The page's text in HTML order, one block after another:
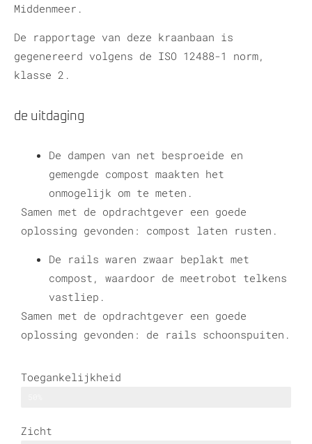
Middenmeer.
De rapportage van deze kraanbaan is
gegenereerd volgens de ISO 12488-1 norm,
klasse 2.
de uitdaging
De dampen van net besproeide en
gemengde compost maakten het
onmogelijk om te meten.
Samen met de opdrachtgever een goede
oplossing gevonden: compost laten rusten.
De rails waren zwaar beplakt met
compost, waardoor de meetrobot telkens
vastliep.
Samen met de opdrachtgever een goede
oplossing gevonden: de rails schoonspuiten.
Toegankelijkheid
Zicht